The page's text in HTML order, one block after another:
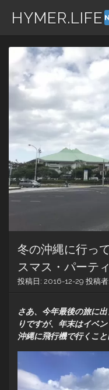
HYMER.LIFE
コ
ン
へ
プ
冬の沖縄に行っ
スマス・パーテ
投稿日: 2016-12-29 投稿者:
さあ、今年最後の旅に
りですが、年末はイベ
沖縄に飛行機で行くこと